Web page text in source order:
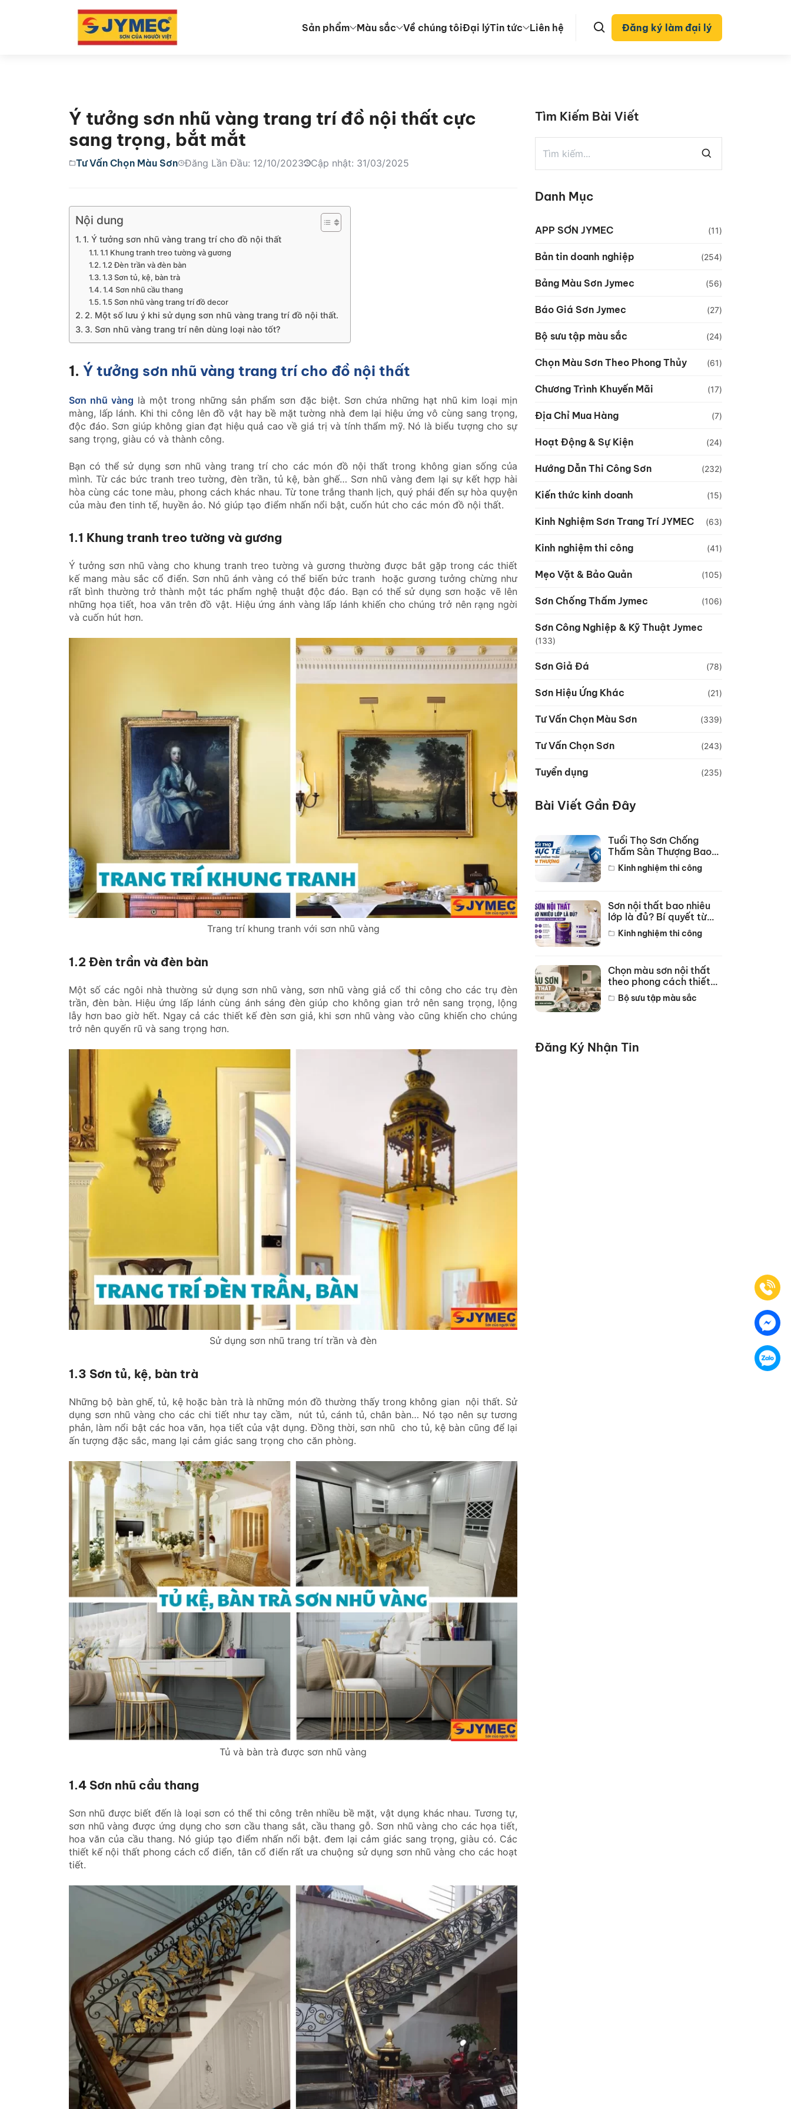
Sản phẩm Màu sắc Về chúng tôiĐại lýTin tức Liên hệ Đăng ký làm đại lý
Ý tưởng sơn nhũ vàng trang trí đồ nội thất cực
sang trọng, bắt mắt
Tư Vấn Chọn Màu Sơn Đăng Lần Đầu: 12/10/2023 Cập nhật: 31/03/2025
Nội dung
1. Ý tưởng sơn nhũ vàng trang trí cho đồ nội thất
1.1 Khung tranh treo tường và gương
1.2 Đèn trần và đèn bàn
1.3 Sơn tủ, kệ, bàn trà
1.4 Sơn nhũ cầu thang
1.5 Sơn nhũ vàng trang trí đồ decor
2. Một số lưu ý khi sử dụng sơn nhũ vàng trang trí đồ nội thất.
3. Sơn nhũ vàng trang trí nên dùng loại nào tốt?
1. Ý tưởng sơn nhũ vàng trang trí cho đồ nội thất
Sơn nhũ vàng là một trong những sản phẩm sơn đặc biệt. Sơn chứa những hạt nhũ kim loại mịn
màng, lấp lánh. Khi thi công lên đồ vật hay bề mặt tường nhà đem lại hiệu ứng vô cùng sang trọng,
độc đáo. Sơn giúp không gian đạt hiệu quả cao về giá trị và tính thẩm mỹ. Nó là biểu tượng cho sự
sang trọng, giàu có và thành công.
Bạn có thể sử dụng sơn nhũ vàng trang trí cho các món đồ nội thất trong không gian sống của
mình. Từ các bức tranh treo tường, đèn trần, tủ kệ, bàn ghế… Sơn nhũ vàng đem lại sự kết hợp hài
hòa cùng các tone màu, phong cách khác nhau. Từ tone trắng thanh lịch, quý phái đến sự hòa quyện
của màu đen tinh tế, huyền ảo. Nó giúp tạo điểm nhấn nổi bật, cuốn hút cho các món đồ nội thất.
1.1 Khung tranh treo tường và gương
Ý tưởng sơn nhũ vàng cho khung tranh treo tường và gương thường được bắt gặp trong các thiết
kế mang màu sắc cổ điển. Sơn nhũ ánh vàng có thể biến bức tranh hoặc gương tưởng chừng như
rất bình thường trở thành một tác phẩm nghệ thuật độc đáo. Bạn có thể sử dụng sơn hoặc vẽ lên
những họa tiết, hoa văn trên đồ vật. Hiệu ứng ánh vàng lấp lánh khiến cho chúng trở nên rạng ngời
và cuốn hút hơn.
Trang trí khung tranh với sơn nhũ vàng
1.2 Đèn trần và đèn bàn
Một số các ngôi nhà thường sử dụng sơn nhũ vàng, sơn nhũ vàng giả cổ thi công cho các trụ đèn
trần, đèn bàn. Hiệu ứng lấp lánh cùng ánh sáng đèn giúp cho không gian trở nên sang trọng, lộng
lẫy hơn bao giờ hết. Ngay cả các thiết kế đèn sơn giả, khi sơn nhũ vàng vào cũng khiến cho chúng
trở nên quyến rũ và sang trọng hơn.
Sử dụng sơn nhũ trang trí trần và đèn
1.3 Sơn tủ, kệ, bàn trà
Những bộ bàn ghế, tủ, kệ hoặc bàn trà là những món đồ thường thấy trong không gian nội thất. Sử
dụng sơn nhũ vàng cho các chi tiết như tay cầm, nút tủ, cánh tủ, chân bàn… Nó tạo nên sự tương
phản, làm nổi bật các hoa văn, họa tiết của vật dụng. Đồng thời, sơn nhũ cho tủ, kệ bàn cũng để lại
ấn tượng đặc sắc, mang lại cảm giác sang trọng cho căn phòng.
Tủ và bàn trà được sơn nhũ vàng
1.4 Sơn nhũ cầu thang
Sơn nhũ được biết đến là loại sơn có thể thi công trên nhiều bề mặt, vật dụng khác nhau. Tương tự,
sơn nhũ vàng được ứng dụng cho sơn cầu thang sắt, cầu thang gỗ. Sơn nhũ vàng cho các họa tiết,
hoa văn của cầu thang. Nó giúp tạo điểm nhấn nổi bật. đem lại cảm giác sang trọng, giàu có. Các
thiết kế nội thất phong cách cổ điển, tân cổ điển rất ưa chuộng sử dụng sơn nhũ vàng cho các hoạt
tiết.
Tìm Kiếm Bài Viết
Danh Mục
APP SƠN JYMEC (11)
Bản tin doanh nghiệp (254)
Bảng Màu Sơn Jymec (56)
Báo Giá Sơn Jymec (27)
Bộ sưu tập màu sắc (24)
Chọn Màu Sơn Theo Phong Thủy (61)
Chương Trình Khuyến Mãi (17)
Địa Chỉ Mua Hàng (7)
Hoạt Động & Sự Kiện (24)
Hướng Dẫn Thi Công Sơn (232)
Kiến thức kinh doanh (15)
Kinh Nghiệm Sơn Trang Trí JYMEC (63)
Kinh nghiệm thi công (41)
Mẹo Vặt & Bảo Quản (105)
Sơn Chống Thấm Jymec (106)
Sơn Công Nghiệp & Kỹ Thuật Jymec
(133)
Sơn Giả Đá (78)
Sơn Hiệu Ứng Khác (21)
Tư Vấn Chọn Màu Sơn (339)
Tư Vấn Chọn Sơn (243)
Tuyển dụng (235)
Bài Viết Gần Đây
Tuổi Thọ Sơn Chống
Thấm Sân Thượng Bao
Lâu? Bí Quyết Bền 10
NămKinh nghiệm thi công
Sơn nội thất bao nhiêu
lớp là đủ? Bí quyết từ
thợ lâu năm
Kinh nghiệm thi công
Chọn màu sơn nội thất
theo phong cách thiết
kế hot năm 2026
Bộ sưu tập màu sắc
Đăng Ký Nhận Tin